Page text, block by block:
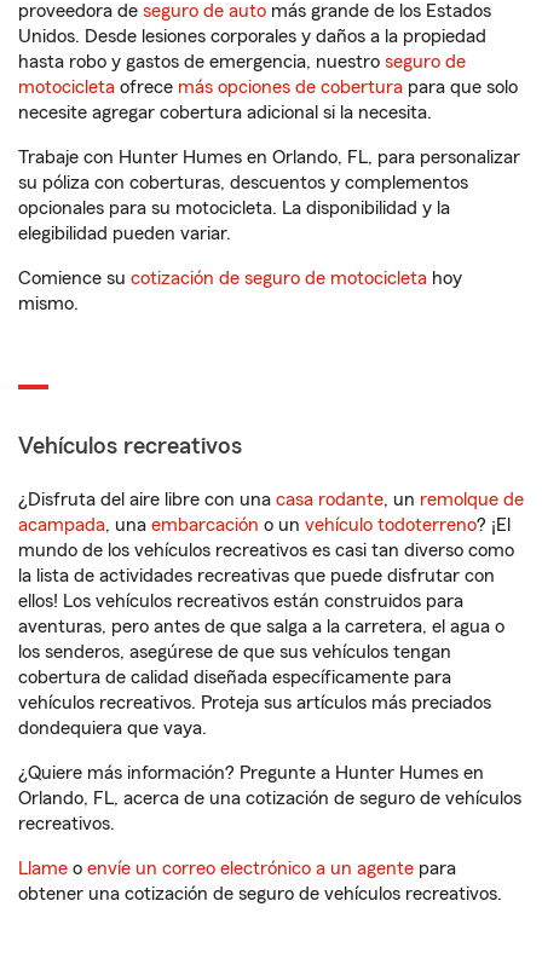
proveedora de seguro de auto más grande de los Estados
Unidos. Desde lesiones corporales y daños a la propiedad
hasta robo y gastos de emergencia, nuestro seguro de
motocicleta ofrece más opciones de cobertura para que solo
necesite agregar cobertura adicional si la necesita.
Trabaje con Hunter Humes en Orlando, FL, para personalizar
su póliza con coberturas, descuentos y complementos
opcionales para su motocicleta. La disponibilidad y la
elegibilidad pueden variar.
Comience su cotización de seguro de motocicleta hoy
mismo.
Vehículos recreativos
¿Disfruta del aire libre con una casa rodante, un remolque de
acampada, una embarcación o un vehículo todoterreno? ¡El
mundo de los vehículos recreativos es casi tan diverso como
la lista de actividades recreativas que puede disfrutar con
ellos! Los vehículos recreativos están construidos para
aventuras, pero antes de que salga a la carretera, el agua o
los senderos, asegúrese de que sus vehículos tengan
cobertura de calidad diseñada específicamente para
vehículos recreativos. Proteja sus artículos más preciados
dondequiera que vaya.
¿Quiere más información? Pregunte a Hunter Humes en
Orlando, FL, acerca de una cotización de seguro de vehículos
recreativos.
Llame o envíe un correo electrónico a un agente para
obtener una cotización de seguro de vehículos recreativos.